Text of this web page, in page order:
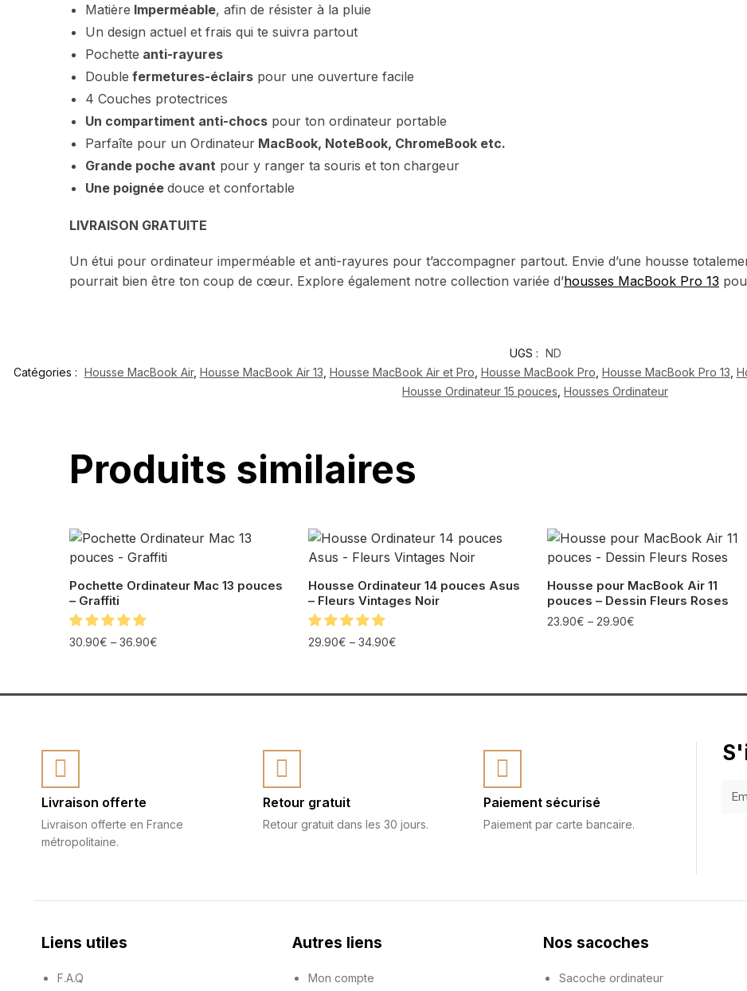
Matière Imperméable, afin de résister à la pluie
Un design actuel et frais qui te suivra partout
Pochette anti-rayures
Double fermetures-éclairs pour une ouverture facile
4 Couches protectrices
Un compartiment anti-chocs pour ton ordinateur portable
Parfaîte pour un Ordinateur MacBook, NoteBook, ChromeBook etc.
Grande poche avant pour y ranger ta souris et ton chargeur
Une poignée douce et confortable
LIVRAISON GRATUITE
Un étui pour ordinateur imperméable et anti-rayures pour t’accompagner partout. Envie d’une housse
pourrait bien être ton coup de cœur. Explore également notre collection variée d’housses MacBook Pro 13
UGS : ND
Catégories : Housse MacBook Air, Housse MacBook Air 13 Housse MacBook Air et Pro Housse MacBook Pro Housse MacBook Pro 13
Housse Ordinateur 15 pouces Housses Ordinateur
Produits similaires
Pochette Ordinateur Mac 13 pouces
– Graffiti
30.90€ –36.90€
Housse Ordinateur 14 pouces Asus
– Fleurs Vintages Noir
29.90€ – 34.90€
Housse pour MacBook Air 11
pouces – Dessin Fleurs Roses
23.90€ – 29.90€
Livraison offerte
Livraison offerte en France
métropolitaine.
Retour gratuit
Retour gratuit dans les 30 jours.
Paiement sécurisé
Paiement par carte bancaire.
Liens utiles
F.A.Q
Autres liens
Mon compte
Nos sacoches
Sacoche ordinateur